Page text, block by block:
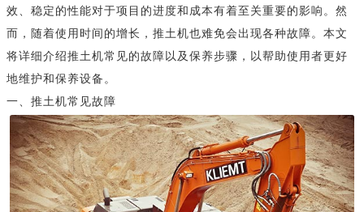
效、稳定的性能对于项目的进度和成本有着至关重要的影响。然
而，随着使用时间的增长，推土机也难免会出现各种故障。本文
将详细介绍推土机常见的故障以及保养步骤，以帮助使用者更好
地维护和保养设备。
一、推土机常见故障